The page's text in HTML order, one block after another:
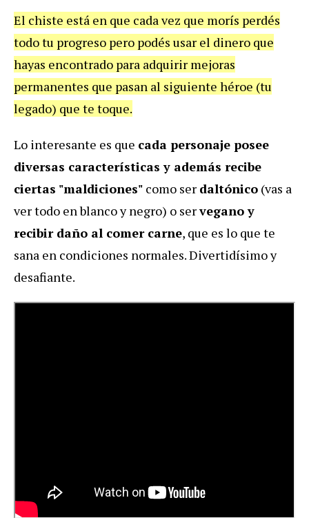
El chiste está en que cada vez que morís perdés
todo tu progreso pero podés usar el dinero que
hayas encontrado para adquirir mejoras
permanentes que pasan al siguiente héroe (tu
legado) que te toque.
Lo interesante es que cada personaje posee
diversas características y además recibe
ciertas "maldiciones" como ser daltónico (vas a
ver todo en blanco y negro) o servegano y
recibir daño al comer carne, que es lo que te
sana en condiciones normales. Divertidísimo y
desafiante.